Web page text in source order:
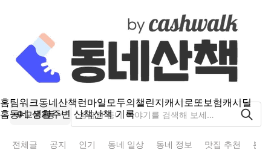
홈팀워크동네산책런마일모두의챌린지캐시로또보험캐시딜
홈동네 생활주변 산책산책 기록
교문2동
전체글 공지 인기 동네 일상 동네 정보 맛집 추천 분